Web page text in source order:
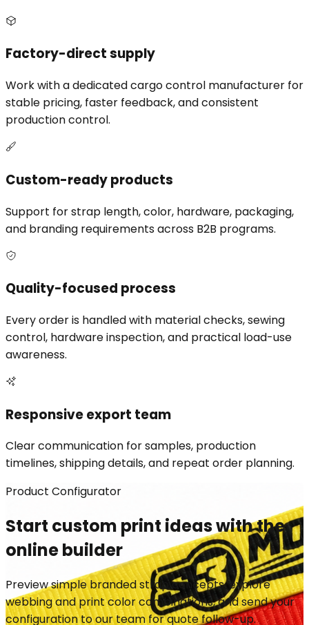
Factory-direct supply
Work with a dedicated cargo control manufacturer for
stable pricing, faster feedback, and consistent
production control.
Custom-ready products
Support for strap length, color, hardware, packaging,
and branding requirements across B2B programs.
Quality-focused process
Every order is handled with material checks, sewing
control, hardware inspection, and practical load-use
awareness.
Responsive export team
Clear communication for samples, production
timelines, shipping details, and repeat order planning.
Product Configurator
Start custom print ideas with the
online builder
Preview simple branded strap concepts, explore
webbing and print color combinations, and send your
configuration to our team for quote follow-up.